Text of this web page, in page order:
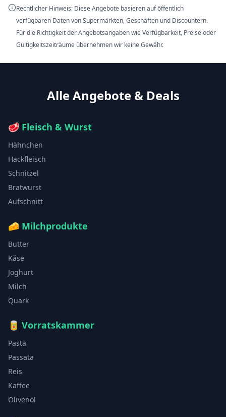
Rechtlicher Hinweis: Diese Angebote basieren auf öffentlich
verfügbaren Daten von Supermärkten, Geschäften und Discountern.
Für die Richtigkeit der Angebotsangaben wie Verfügbarkeit, Preise oder
Gültigkeitszeiträume übernehmen wir keine Gewähr.
Alle Angebote & Deals
🥩 Fleisch & Wurst
Hähnchen
Hackfleisch
Schnitzel
Bratwurst
Aufschnitt
🧀 Milchprodukte
Butter
Käse
Joghurt
Milch
Quark
🥫 Vorratskammer
Pasta
Passata
Reis
Kaffee
Olivenöl